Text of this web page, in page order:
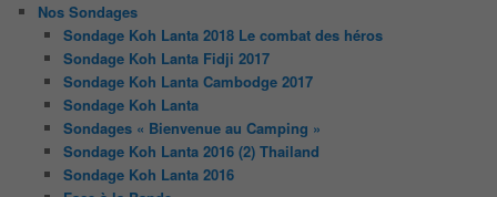
Nos Sondages
Sondage Koh Lanta 2018 Le combat des héros
Sondage Koh Lanta Fidji 2017
Sondage Koh Lanta Cambodge 2017
Sondage Koh Lanta
Sondages « Bienvenue au Camping »
Sondage Koh Lanta 2016 (2) Thailand
Sondage Koh Lanta 2016